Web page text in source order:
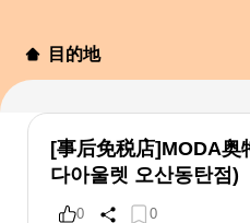
目的地
[事后免税店]MODA奥
다아울렛 오산동탄점)
0 0